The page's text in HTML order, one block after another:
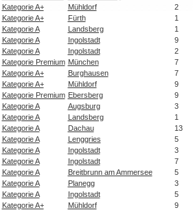
Kategorie A+ Mühldorf 2
Kategorie A+ Fürth 1
Kategorie A Landsberg 1
Kategorie A Ingolstadt
9
Kategorie A Ingolstadt 2
Kategorie Premium München 7
Kategorie A+ Burghausen 7
Kategorie A+ Mühldorf 9
Kategorie Premium Ebersberg 9
Kategorie A Augsburg 3
Kategorie A Landsberg 1
Kategorie A Dachau
13
Kategorie A Lenggries 5
Kategorie A Ingolstadt 3
Kategorie A Ingolstadt 7
Kategorie A Breitbrunn am Ammersee 5
Kategorie A Planegg 3
Kategorie A Ingolstadt 5
Kategorie A+ Mühldorf 9